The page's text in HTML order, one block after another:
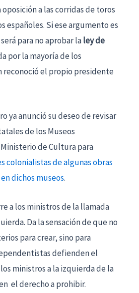
a las corridas de toros
españoles. Si ese argumento es
para no aprobar laley de
por la mayoría de los
reconoció el propio presidente
ya anunció su deseo de revisar
de los Museos
de Cultura para
colonialistas de algunas obras
dichos museos.
a los ministros de la llamada
Da la sensación de que no
para crear, sino para
defienden el
ministros a la izquierda de la
el derecho a prohibir.